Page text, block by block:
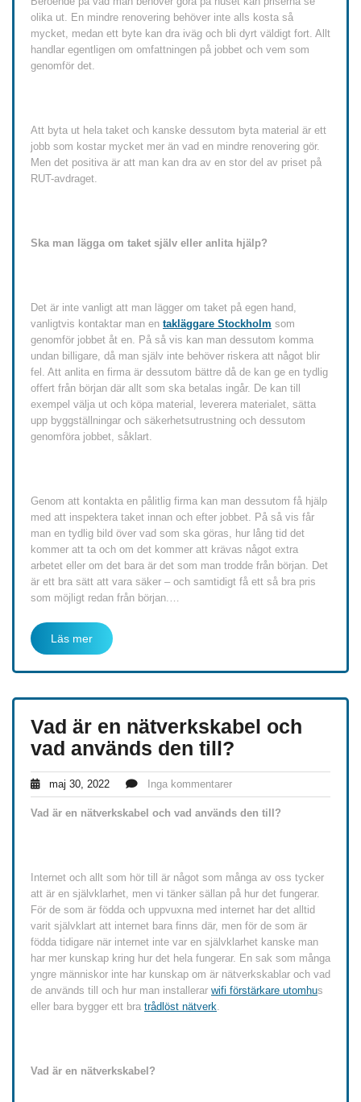
olika ut. En mindre renovering behöver inte alls kosta så
mycket, medan ett byte kan dra iväg och bli dyrt väldigt fort. Allt
handlar egentligen om omfattningen på jobbet och vem som
genomför det.
Att byta ut hela taket och kanske dessutom byta material är ett
jobb som kostar mycket mer än vad en mindre renovering gör.
Men det positiva är att man kan dra av en stor del av priset på
RUT-avdraget.
Ska man lägga om taket själv eller anlita hjälp?
Det är inte vanligt att man lägger om taket på egen hand,
vanligtvis kontaktar man en takläggare Stockholm som
genomför jobbet åt en. På så vis kan man dessutom komma
undan billigare, då man själv inte behöver riskera att något blir
fel. Att anlita en firma är dessutom bättre då de kan ge en tydlig
offert från början där allt som ska betalas ingår. De kan till
exempel välja ut och köpa material, leverera materialet, sätta
upp byggställningar och säkerhetsutrustning och dessutom
genomföra jobbet, såklart.
Genom att kontakta en pålitlig firma kan man dessutom få hjälp
med att inspektera taket innan och efter jobbet. På så vis får
man en tydlig bild över vad som ska göras, hur lång tid det
kommer att ta och om det kommer att krävas något extra
arbetet eller om det bara är det som man trodde från början. Det
är ett bra sätt att vara säker – och samtidigt få ett så bra pris
som möjligt redan från början. …
Läs mer
Vad är en nätverkskabel och
vad används den till?
maj 30, 2022 Inga kommentarer
Vad är en nätverkskabel och vad används den till?
Internet och allt som hör till är något som många av oss tycker
att är en självklarhet, men vi tänker sällan på hur det fungerar.
För de som är födda och uppvuxna med internet har det alltid
varit självklart att internet bara finns där, men för de som är
födda tidigare när internet inte var en självklarhet kanske man
har mer kunskap kring hur det hela fungerar. En sak som många
yngre människor inte har kunskap om är nätverkskablar och vad
de används till och hur man installerar wifi förstärkare utomhus
eller bara bygger ett bra trådlöst nätverk.
Vad är en nätverkskabel?